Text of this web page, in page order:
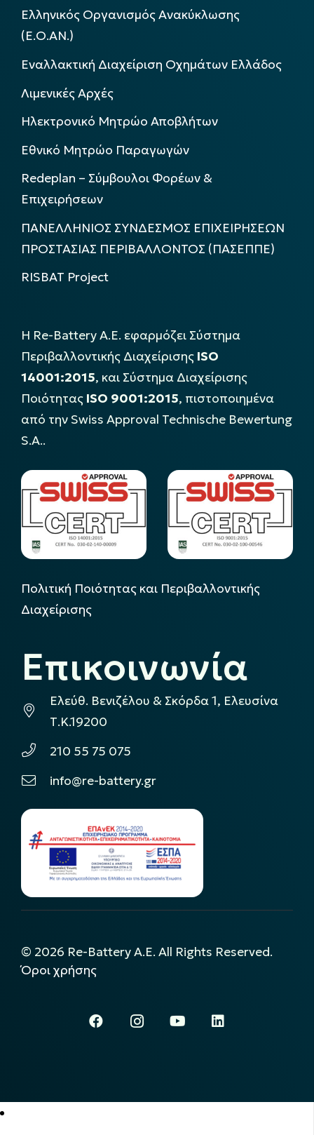
Ελληνικός Οργανισμός Ανακύκλωσης
(Ε.Ο.ΑΝ.)
Εναλλακτική Διαχείριση Οχημάτων Ελλάδος
Λιμενικές Αρχές
Ηλεκτρονικό Μητρώο Αποβλήτων
Εθνικό Μητρώο Παραγωγών
Redeplan – Σύμβουλοι Φορέων &
Επιχειρήσεων
ΠΑΝΕΛΛΗΝΙΟΣ ΣΥΝΔΕΣΜΟΣ ΕΠΙΧΕΙΡΗΣΕΩΝ
ΠΡΟΣΤΑΣΙΑΣ ΠΕΡΙΒΑΛΛΟΝΤΟΣ (ΠΑΣΕΠΠΕ)
RISBAT Project
Η Re-Battery Α.Ε. εφαρμόζει Σύστημα
Περιβαλλοντικής Διαχείρισης ISO
14001:2015, και Σύστημα Διαχείρισης
Ποιότητας ISO 9001:2015, πιστοποιημένα
από την Swiss Approval Technische Bewertung
S.A..
Πολιτική Ποιότητας και Περιβαλλοντικής
Διαχείρισης
Επικοινωνία
Ελεύθ. Βενιζέλου & Σκόρδα 1, Ελευσίνα
Τ.Κ.19200
210 55 75 075
info@re-battery.gr
© 2026 Re-Battery A.E. All Rights Reserved.
Όροι χρήσης